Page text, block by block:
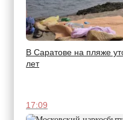
В Саратове на пляже
лет
17:09